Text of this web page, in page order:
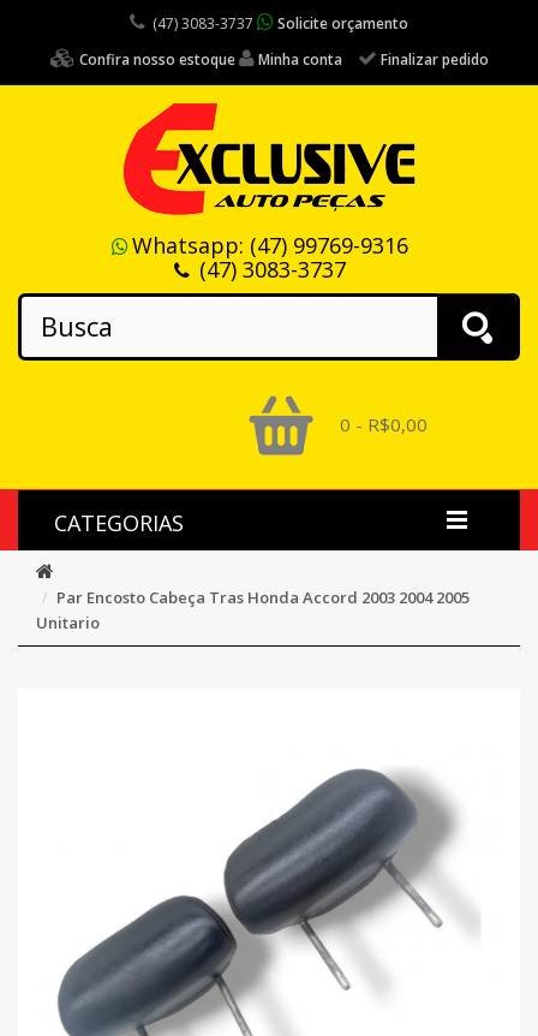
(47) 3083-3737
Solicite orçamento
Confira nosso estoque
Minha conta Finalizar pedido
Whatsapp: (47) 99769-9316
(47) 3083-3737
0 - R$0,00
CATEGORIAS
Par Encosto Cabeça Tras Honda Accord 2003 2004 2005
Unitario